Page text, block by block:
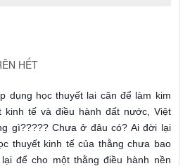
HẾT
dụng học thuyết lai căn để làm kim
kinh tế và điều hành đất nước, Việt
gì????? Chưa ở đâu có? Ai đời lại
thuyết kinh tế của thằng chưa bao
để cho một thằng điều hành nền